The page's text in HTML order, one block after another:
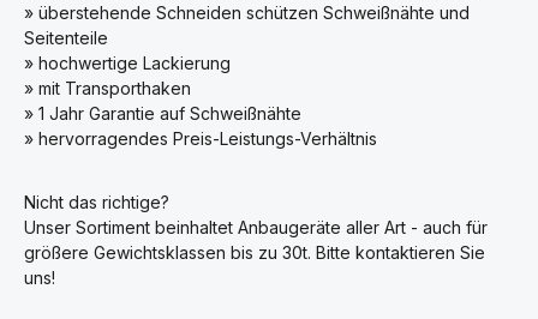
» überstehende Schneiden schützen Schweißnähte und
Seitenteile
» hochwertige Lackierung
» mit Transporthaken
» 1 Jahr Garantie auf Schweißnähte
» hervorragendes Preis-Leistungs-Verhältnis
Nicht das richtige?
Unser Sortiment beinhaltet Anbaugeräte aller Art - auch für
größere Gewichtsklassen bis zu 30t. Bitte kontaktieren Sie
uns!